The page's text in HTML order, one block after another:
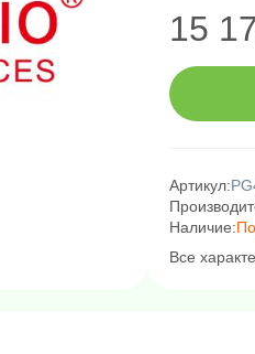
15
Артикул:
Наличие:
Все